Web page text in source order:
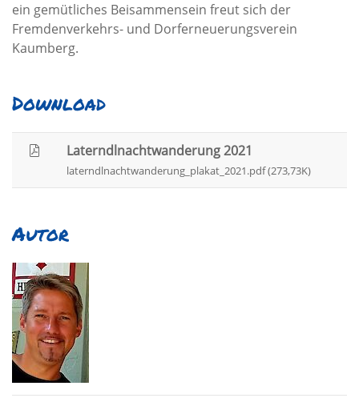
ein gemütliches Beisammensein freut sich der
Fremdenverkehrs- und Dorferneuerungsverein
Kaumberg.
Download
Laterndlnachtwanderung 2021
laterndlnachtwanderung_plakat_2021.pdf (273,73K)
Autor